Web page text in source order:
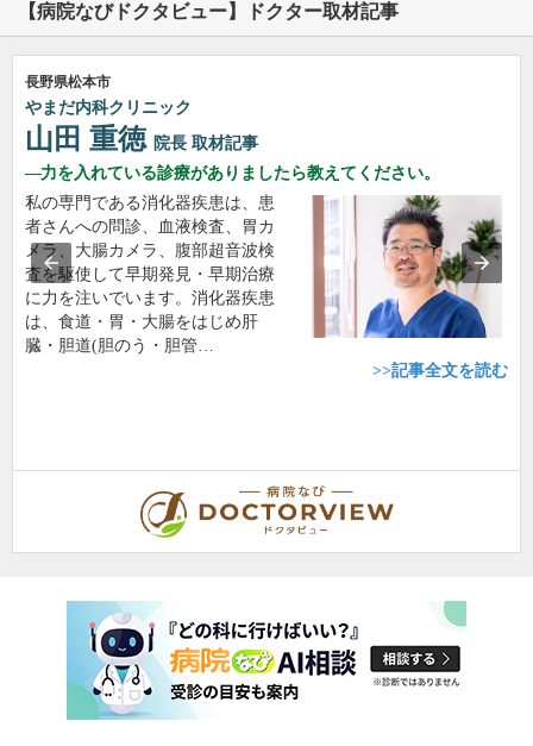
【病院なびドクタビュー】ドクター取材記事
長野県松本市
やまだ内科クリニック
山田 重徳 院長 取材記事
力を入れている診療がありましたら教えてください。
私の専門である消化器疾患は、患
者さんへの問診、血液検査、胃カ
メラ、大腸カメラ、腹部超音波検
査を駆使して早期発見・早期治療
に力を注いでいます。消化器疾患
は、食道・胃・大腸をはじめ肝
臓・胆道(胆のう・胆管…
>>記事全文を読む